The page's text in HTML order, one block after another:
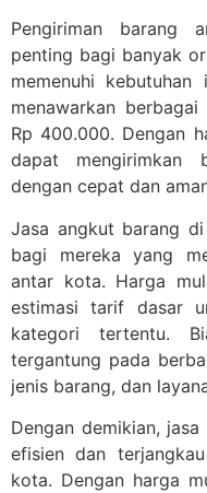
Pengiriman barang
penting bagi banyak
memenuhi
menawarkan
Rp 400.000. Dengan
dapat mengirimkan
dengan cepat dan
Jasa angkut barang
bagi mereka yang
antar kota. Harga
estimasi tarif dasar
kategori tertentu.
tergantung pada
jenis barang, dan
Dengan demikian,
efisien dan
kota. Dengan harga